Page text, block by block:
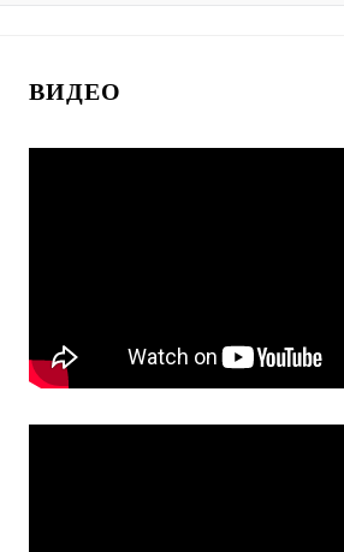
ВИДЕО